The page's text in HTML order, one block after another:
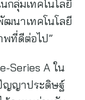
กลุ่มเทคโนโลยี
นาเทคโนโลยี
พที่ดีต่อไป”
Series A ใน
ญญาประดิษฐ์